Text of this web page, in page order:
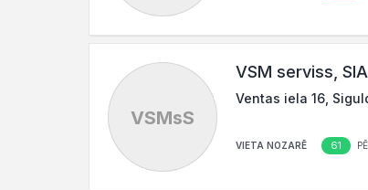
VSMsS
VSM serviss, SIA
Ventas iela 16,
VIETA NOZARĒ 61